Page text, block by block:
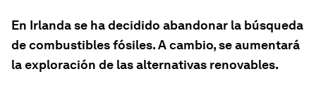
En Irlanda se ha decidido abandonar la búsqueda
de combustibles fósiles. A cambio, se aumentará
la exploración de las alternativas renovables.